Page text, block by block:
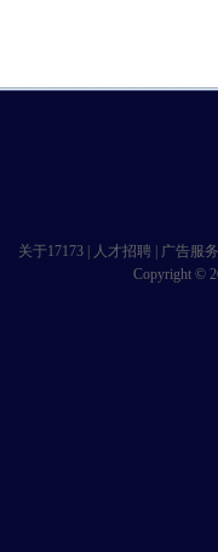
关于17173 人才招聘
广告服务
Copyright ©